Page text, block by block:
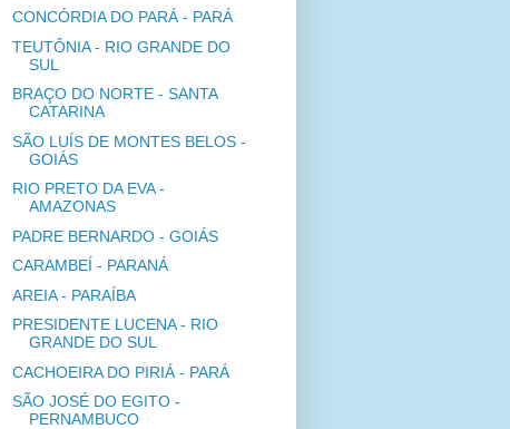
CONCÓRDIA DO PARÁ - PARÁ
TEUTÔNIA - RIO GRANDE DO
SUL
BRAÇO DO NORTE - SANTA
CATARINA
SÃO LUÍS DE MONTES BELOS -
GOIÁS
RIO PRETO DA EVA -
AMAZONAS
PADRE BERNARDO - GOIÁS
CARAMBEÍ - PARANÁ
AREIA - PARAÍBA
PRESIDENTE LUCENA - RIO
GRANDE DO SUL
CACHOEIRA DO PIRIÁ - PARÁ
SÃO JOSÉ DO EGITO -
PERNAMBUCO